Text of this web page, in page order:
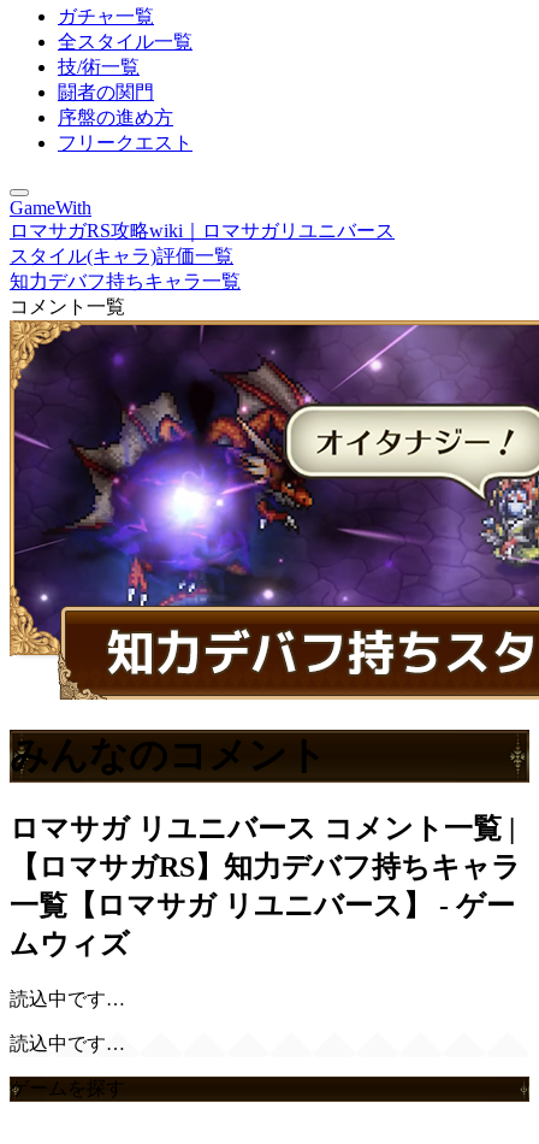
ガチャ一覧
全スタイル一覧
技/術一覧
闘者の関門
序盤の進め方
フリークエスト
GameWith
ロマサガRS攻略wiki｜ロマサガリユニバース
スタイル(キャラ)評価一覧
知力デバフ持ちキャラ一覧
コメント一覧
みんなのコメント
ロマサガ リユニバース コメント一覧 |
【ロマサガRS】知力デバフ持ちキャラ
一覧【ロマサガ リユニバース】 - ゲー
ムウィズ
読込中です…
読込中です…
ゲームを探す